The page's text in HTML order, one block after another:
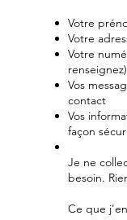
Votre
Votre
Votre
renseignez)
Vos
contact
Vos
façon
Je ne
besoin.
Ce que